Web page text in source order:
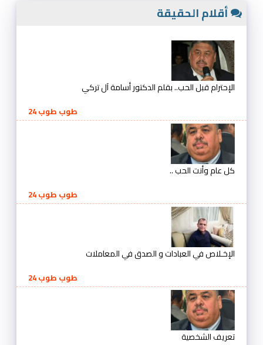
أقلام الحقيقة
الإحترام قبل الحب.. بقلم الدكتور أسامة آل تركي
طوب طوب 24
كل عام وأنت الحب ..
طوب طوب 24
الإخـلاص في العبادات و الصدق في المعاملات
طوب طوب 24
تعريف الشخصية